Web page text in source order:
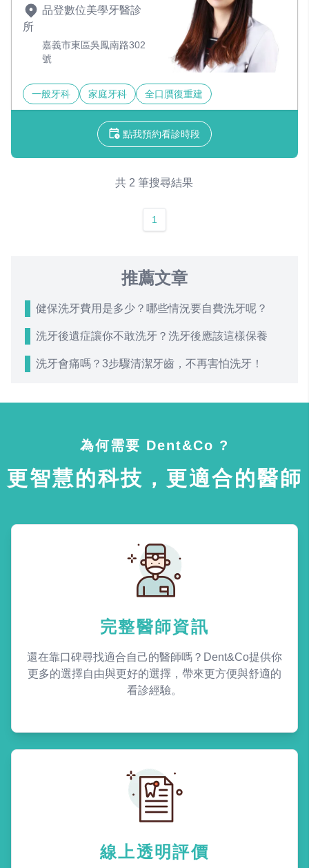
品登數位美學牙醫診
所
嘉義市東區吳鳳南路302
號
一般牙科 家庭牙科 全口贋復重建
點我預約看診時段
共 2 筆搜尋結果
1
推薦文章
健保洗牙費用是多少？哪些情況要自費洗牙呢？
洗牙後遺症讓你不敢洗牙？洗牙後應該這樣保養
洗牙會痛嗎？3步驟清潔牙齒，不再害怕洗牙！
為何需要 Dent&Co ?
更智慧的科技，更適合的醫師
完整醫師資訊
還在靠口碑尋找適合自己的醫師嗎？Dent&Co提供你
更多的選擇自由與更好的選擇，帶來更方便與舒適的
看診經驗。
線上透明評價